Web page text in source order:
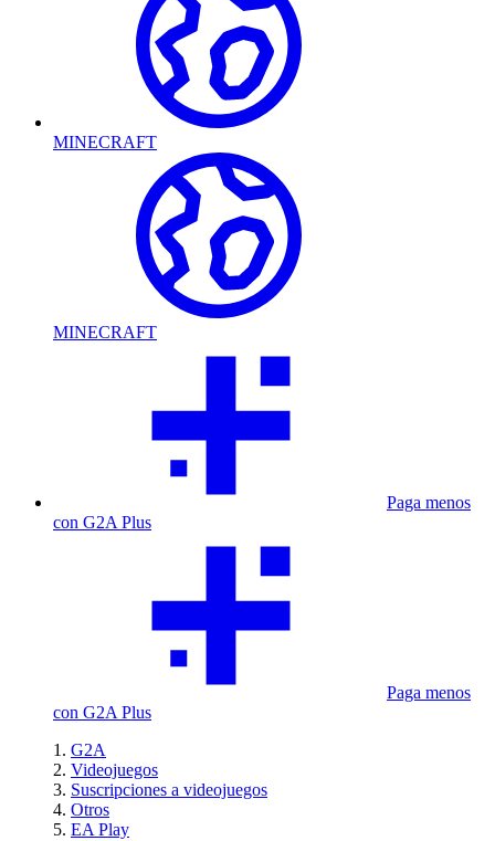
MINECRAFT
MINECRAFT
Paga menos
con G2A Plus
Paga menos
con G2A Plus
G2A
Videojuegos
Suscripciones a videojuegos
Otros
EA Play